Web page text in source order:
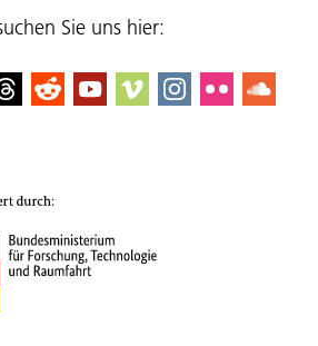
Sie uns hier: